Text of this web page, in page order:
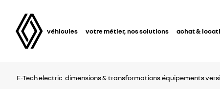
véhicules votre métier, nos solutions achat &
E-Tech electric dimensions & transformations équipements